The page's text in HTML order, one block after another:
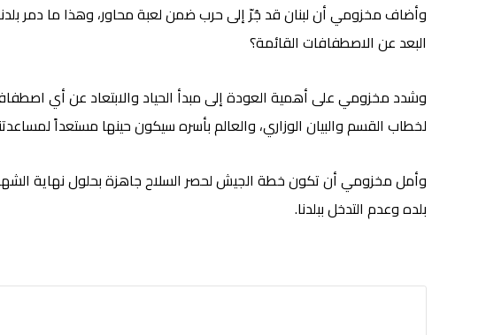
وأضاف مخزومي أن لبنان قد جُرّ إلى حرب ضمن لعبة محاور، وهذا ما دمر
البعد عن الاصطفافات القائمة؟
وشدد مخزومي على أهمية العودة إلى مبدأ الحياد والابتعاد عن أي
لخطاب القسم والبيان الوزاري، والعالم بأسره سيكون حينها مستعداً
وأمل مخزومي أن تكون خطة الجيش لحصر السلاح جاهزة بحلول نهاية الشهر
بلده وعدم التدخل ببلدنا.